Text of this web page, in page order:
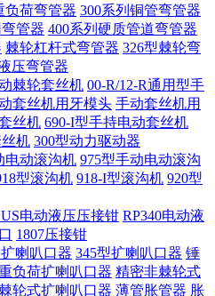
负荷弯管器 300系列铜管弯管器
管器 400系列硬质管道弯管器
棘轮杠杆式弯管器 326型棘轮弯
压弯管器
棘轮套丝机 00-R/12-R通用型手
套丝机用牙模头 手动套丝机用
丝机 690-I型手持电动套丝机
机 300型动力驱动器
电动滚沟机 975型手动电动滚沟
型滚沟机 918-I型滚沟机 920型
电动液压压接钳 RP340电动液
1807压接钳
喇叭口器 345型扩喇叭口器 锤
负荷扩喇叭口器 精密非棘轮式
轮式扩喇叭口器 薄管胀管器 胀